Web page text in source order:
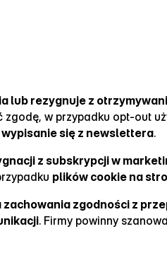
lub rezygnuje z
w przypadku opt‑out
wypisanie się z newslettera.
z subskrypcji w
plików cookie na
zgodności z
. Firmy powinny